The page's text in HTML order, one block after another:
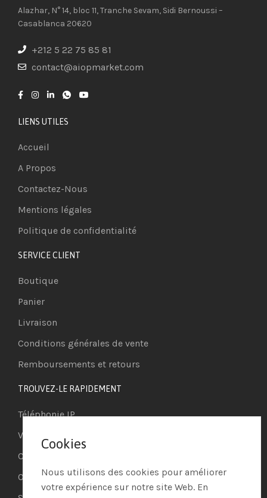
Alazhar, N° 14, bloc 11, Tranche Sevam, Sidi Bernoussi –
Casablanca 20620
+212 5 22 75 85 81
contact@aiopmarket.com
LIENS UTILES
Accueil
A Propos
Contactez-Nous
Mentions légales
Politique de confidentialité
SERVICE CLIENT
Boutique
Panier
Livraison
Conditions générales de vente
Remboursements et retours
TROUVEZ-LE RAPIDEMENT
Téléphonie IP
Visioconférence
Casques
Ordinateurs
Cookies
Nous utilisons des cookies pour améliorer
votre expérience sur notre site Web. En